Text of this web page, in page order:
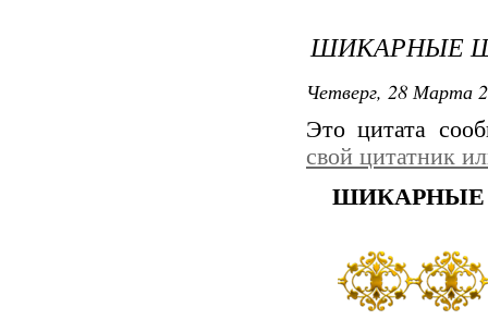
ШИКАРНЫЕ
Четверг, 28 Марта
Это цитата
свой цитатник
ШИКАРНЫЕ